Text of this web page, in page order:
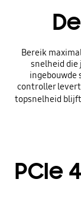
Bereik
snelheid die
ingebouwde
controller
topsnelheid
PCIe